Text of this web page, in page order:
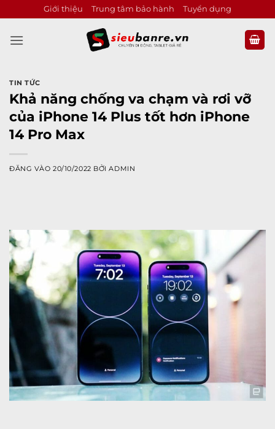
qua
nội
Giới thiệu Trung tâm bảo hành Tuyển dụng
TIN TỨC
Khả năng chống va chạm và rơi vỡ
của iPhone 14 Plus tốt hơn iPhone
14 Pro Max
ĐĂNG VÀO20/10/2022 BỞIADMIN